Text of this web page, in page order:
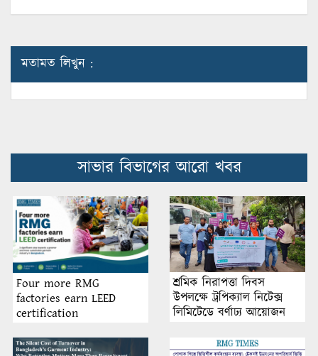
মতামত লিখুন :
সাভার বিভাগের আরো খবর
Four more RMG
factories earn LEED
certification
শ্রমিক নিরাপত্তা দিবস
উপলক্ষে ট্রপিক্যাল নিটেক্স
লিমিটেডে বর্ণাঢ্য আয়োজন